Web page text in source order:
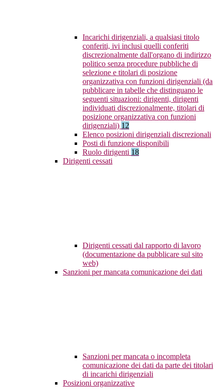
Incarichi dirigenziali, a qualsiasi titolo
conferiti, ivi inclusi quelli conferiti
discrezionalmente dall'organo di indirizzo
politico senza procedure pubbliche di
selezione e titolari di posizione
organizzativa con funzioni dirigenziali (da
pubblicare in tabelle che distinguano le
seguenti situazioni: dirigenti, dirigenti
individuati discrezionalmente, titolari di
posizione organizzativa con funzioni
dirigenziali) 12
Elenco posizioni dirigenziali discrezionali
Posti di funzione disponibili
Ruolo dirigenti 18
Dirigenti cessati
Dirigenti cessati dal rapporto di lavoro
(documentazione da pubblicare sul sito
web)
Sanzioni per mancata comunicazione dei dati
Sanzioni per mancata o incompleta
comunicazione dei dati da parte dei titolari
di incarichi dirigenziali
Posizioni organizzative